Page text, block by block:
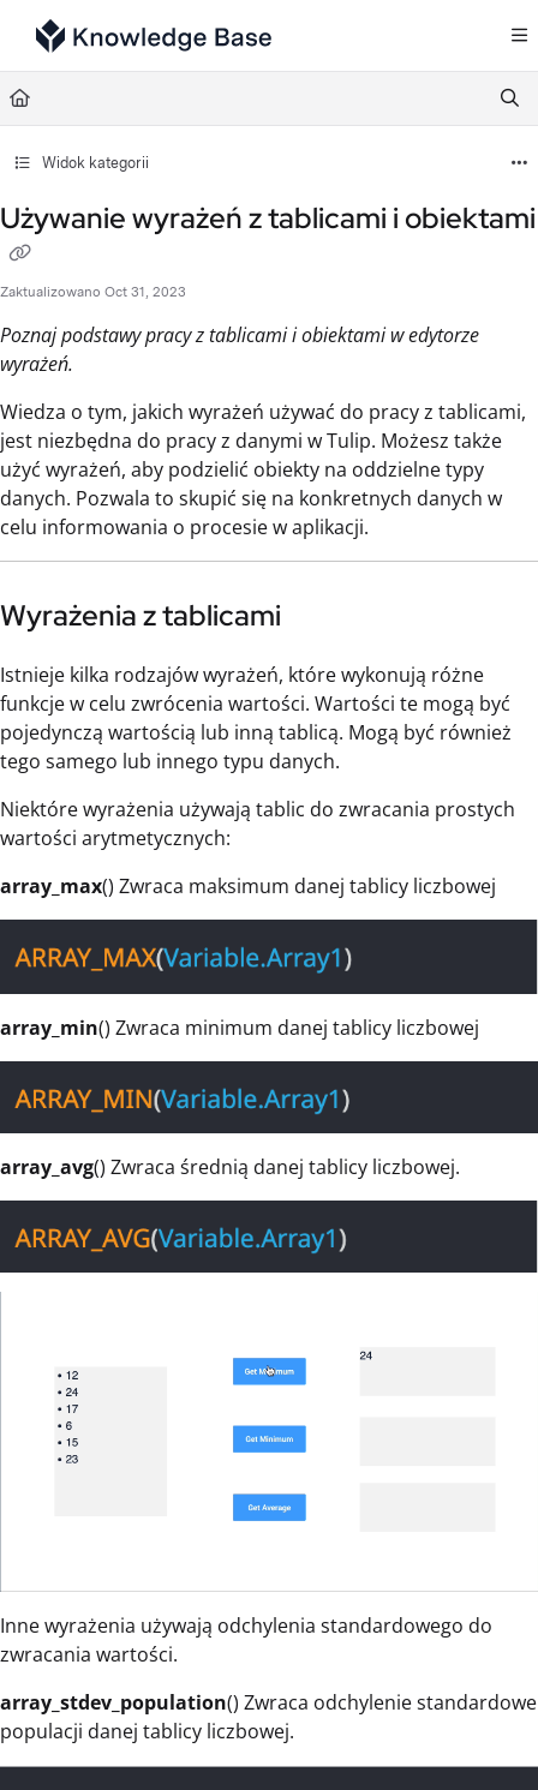
Documentation Index
Fetch the complete documentation index at:
Use this file to discover all available pages before exploring further.
Widok kategorii
Używanie wyrażeń z tablicami i obiektami
Zaktualizowano Oct 31, 2023
Poznaj podstawy pracy z tablicami i obiektami w edytorze
wyrażeń.
Wiedza o tym, jakich wyrażeń używać do pracy z tablicami,
jest niezbędna do pracy z danymi w Tulip. Możesz także
użyć wyrażeń, aby podzielić obiekty na oddzielne typy
danych. Pozwala to skupić się na konkretnych danych w
celu informowania o procesie w aplikacji.
Wyrażenia z tablicami
Istnieje kilka rodzajów wyrażeń, które wykonują różne
funkcje w celu zwrócenia wartości. Wartości te mogą być
pojedynczą wartością lub inną tablicą. Mogą być również
tego samego lub innego typu danych.
Niektóre wyrażenia używają tablic do zwracania prostych
wartości arytmetycznych:
array_max() Zwraca maksimum danej tablicy liczbowej
array_min() Zwraca minimum danej tablicy liczbowej
array_avg() Zwraca średnią danej tablicy liczbowej.
Inne wyrażenia używają odchylenia standardowego do
zwracania wartości.
array_stdev_population() Zwraca odchylenie standardowe
populacji danej tablicy liczbowej.